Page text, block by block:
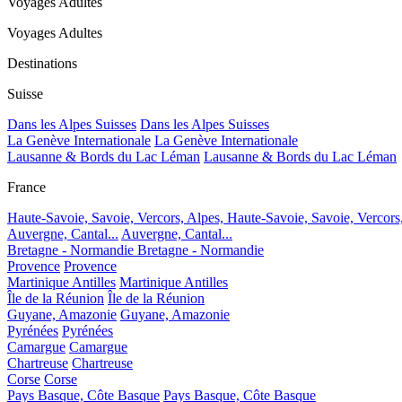
Voyages Adultes
Destinations
Suisse
Dans les Alpes Suisses Dans les Alpes Suisses
La Genève Internationale La Genève Internationale
Lausanne & Bords du Lac Léman Lausanne & Bords du Lac Léman
France
Haute-Savoie, Savoie, Vercors, Alpes, Haute-Savoie, Savoie,
Auvergne, Cantal... Auvergne, Cantal...
Bretagne - Normandie Bretagne - Normandie
Provence Provence
Martinique Antilles Martinique Antilles
Île de la Réunion Île de la Réunion
Guyane, Amazonie Guyane, Amazonie
Pyrénées Pyrénées
Camargue Camargue
Chartreuse Chartreuse
Corse Corse
Pays Basque, Côte Basque Pays Basque, Côte Basque